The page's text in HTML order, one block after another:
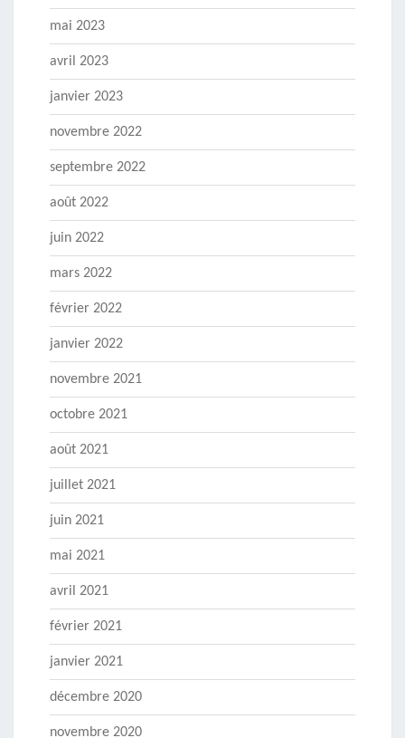
mai 2023
avril 2023
janvier 2023
novembre 2022
septembre 2022
août 2022
juin 2022
mars 2022
février 2022
janvier 2022
novembre 2021
octobre 2021
août 2021
juillet 2021
juin 2021
mai 2021
avril 2021
février 2021
janvier 2021
décembre 2020
novembre 2020